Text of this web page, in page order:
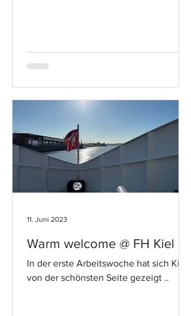
Warm welcome @ FH Kiel
In der erste Arbeitswoche hat sich Kiel
von der schönsten Seite gezeigt ..
11. Juni 2023